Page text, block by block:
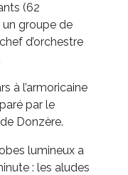
(62
groupe de
d’orchestre
à l’armoricaine
par le
Donzère.
lumineux a
: les aludes